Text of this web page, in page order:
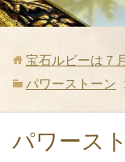
宝石ルビーは７
パワーストーン
パワース